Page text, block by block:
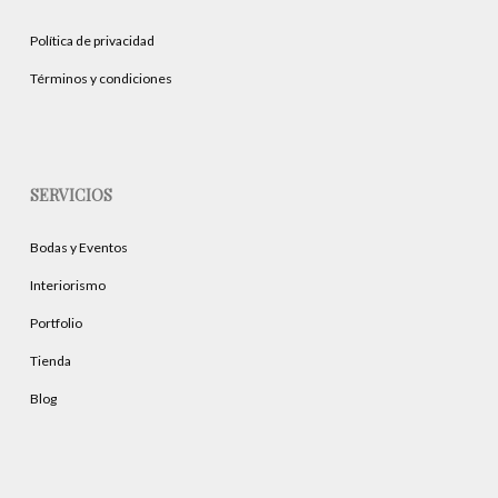
Política de privacidad
Términos y condiciones
SERVICIOS
Bodas y Eventos
Interiorismo
Portfolio
Tienda
Blog